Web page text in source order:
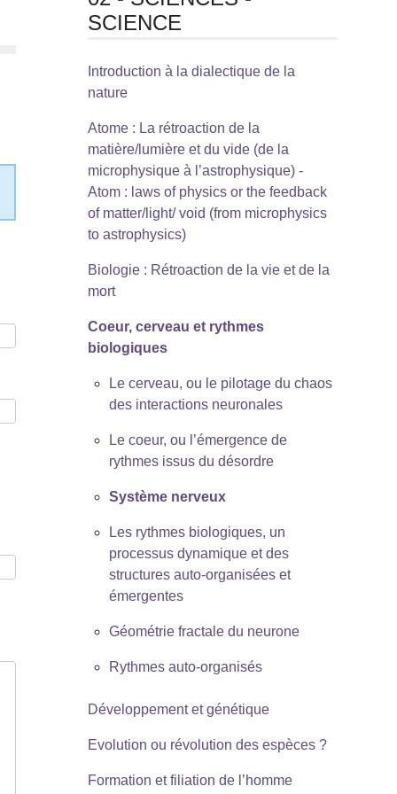
SCIENCE
Introduction à la dialectique de la
nature
Atome : La rétroaction de la
matière/lumière et du vide (de la
microphysique à l’astrophysique) -
Atom : laws of physics or the feedback
of matter/light/ void (from microphysics
to astrophysics)
Biologie : Rétroaction de la vie et de la
mort
Coeur, cerveau et rythmes
biologiques
Le cerveau, ou le pilotage du chaos
des interactions neuronales
Le coeur, ou l’émergence de
rythmes issus du désordre
Système nerveux
Les rythmes biologiques, un
processus dynamique et des
structures auto-organisées et
émergentes
Géométrie fractale du neurone
Rythmes auto-organisés
Développement et génétique
Evolution ou révolution des espèces ?
Formation et filiation de l’homme